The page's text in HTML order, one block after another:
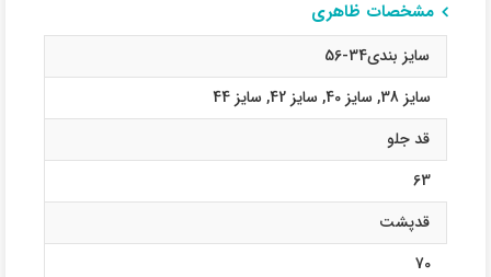
مشخصات ظاهری
سایز بندی34-56
سایز 38
, سایز 40 , سایز 42 , سایز 44
قد جلو
63
قدپشت
70